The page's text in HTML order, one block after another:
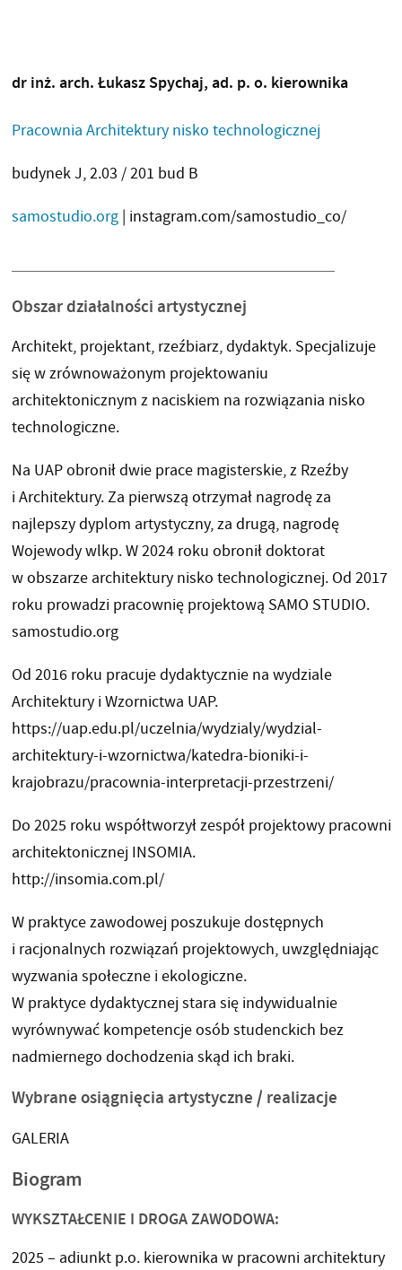
dr inż. arch. Łukasz Spychaj, ad. p. o. kierownika
Pracownia Architektury nisko technologicznej
budynek J, 2.03 / 201 bud B
samostudio.org| instagram.com/samostudio_co/
Obszar działalności artystycznej
Architekt, projektant, rzeźbiarz, dydaktyk. Specjalizuje
się w zrównoważonym projektowaniu
architektonicznym z naciskiem na rozwiązania nisko
technologiczne.
Na UAP obronił dwie prace magisterskie, z Rzeźby
i Architektury. Za pierwszą otrzymał nagrodę za
najlepszy dyplom artystyczny, za drugą, nagrodę
Wojewody wlkp. W 2024 roku obronił doktorat
w obszarze architektury nisko technologicznej. Od 2017
roku prowadzi pracownię projektową SAMO STUDIO.
samostudio.org
Od 2016 roku pracuje dydaktycznie na wydziale
Architektury i Wzornictwa UAP.
https://uap.edu.pl/uczelnia/wydzialy/wydzial-
architektury-i-wzornictwa/katedra-bioniki-i-
krajobrazu/pracownia-interpretacji-przestrzeni/
Do 2025 roku współtworzył zespół projektowy pracowni
architektonicznej INSOMIA.
http://insomia.com.pl/
W praktyce zawodowej poszukuje dostępnych
i racjonalnych rozwiązań projektowych, uwzględniając
wyzwania społeczne i ekologiczne.
W praktyce dydaktycznej stara się indywidualnie
wyrównywać kompetencje osób studenckich bez
nadmiernego dochodzenia skąd ich braki.
Wybrane osiągnięcia artystyczne / realizacje
GALERIA
Biogram
WYKSZTAŁCENIE I DROGA ZAWODOWA:
2025 – adiunkt p.o. kierownika w pracowni architektury